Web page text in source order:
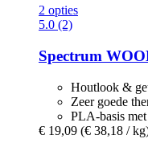
2 opties
5.0 (2)
Spectrum
Houtlook &
Zeer goede
PLA-basis
€ 19,09 (€ 38,18 /